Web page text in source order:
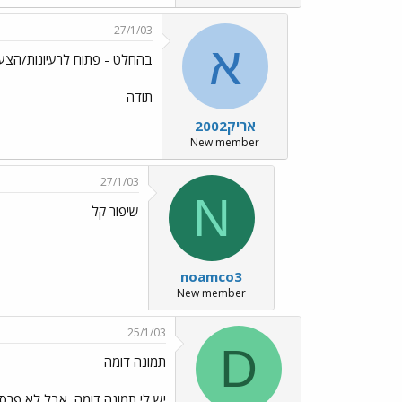
א
אריק2002
New member
27/1/03
בהחלט - פתוח לרעיונות/
תודה
N
noamco3
New member
27/1/03
שיפור קל
D
25/1/03
תמונה דומה